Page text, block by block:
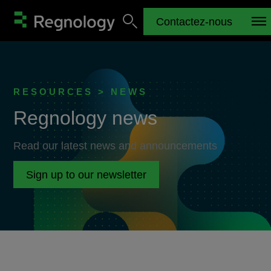
Contactez-nous
RESOURCES > NEWS
Regnology news
Read our latest news and announcements
Sign up to our newsletter